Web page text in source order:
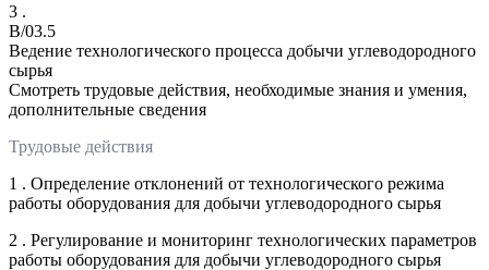
3 .
B/03.5
Ведение технологического процесса добычи углеводородного
сырья
Смотреть трудовые действия, необходимые знания и умения,
дополнительные сведения
Трудовые действия
1 . Определение отклонений от технологического режима
работы оборудования для добычи углеводородного сырья
2 . Регулирование и мониторинг технологических параметров
работы оборудования для добычи углеводородного сырья